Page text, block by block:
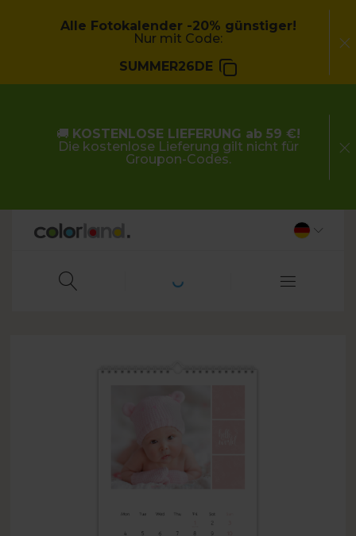
Alle Fotokalender -20% günstiger!
Nur mit Code:
SUMMER26DE
🚚 KOSTENLOSE LIEFERUNG ab 59 €!
Die kostenlose Lieferung gilt nicht für
Groupon-Codes.